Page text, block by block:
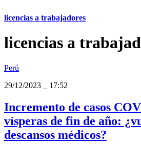
licencias a trabajadores
licencias a
Perú
29/12/2023
17:52
Incremento de casos
vísperas de fin de año:
descansos médicos?